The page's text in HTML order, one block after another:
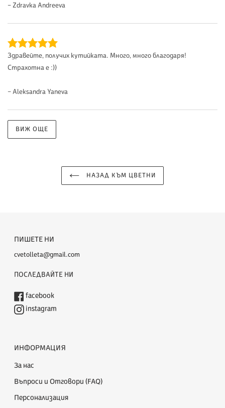
– Zdravka Andreeva
Здравейте, получих кутийката. Много, много благодаря!
Страхотна е :))
– Aleksandra Yaneva
ВИЖ ОЩЕ
НАЗАД КЪМ ЦВЕТНИ
ПИШЕТЕ НИ
cvetolleta@gmail.com
ПОСЛЕДВАЙТЕ НИ
facebook
instagram
ИНФОРМАЦИЯ
За нас
Въпроси и Отговори (FAQ)
Персонализация